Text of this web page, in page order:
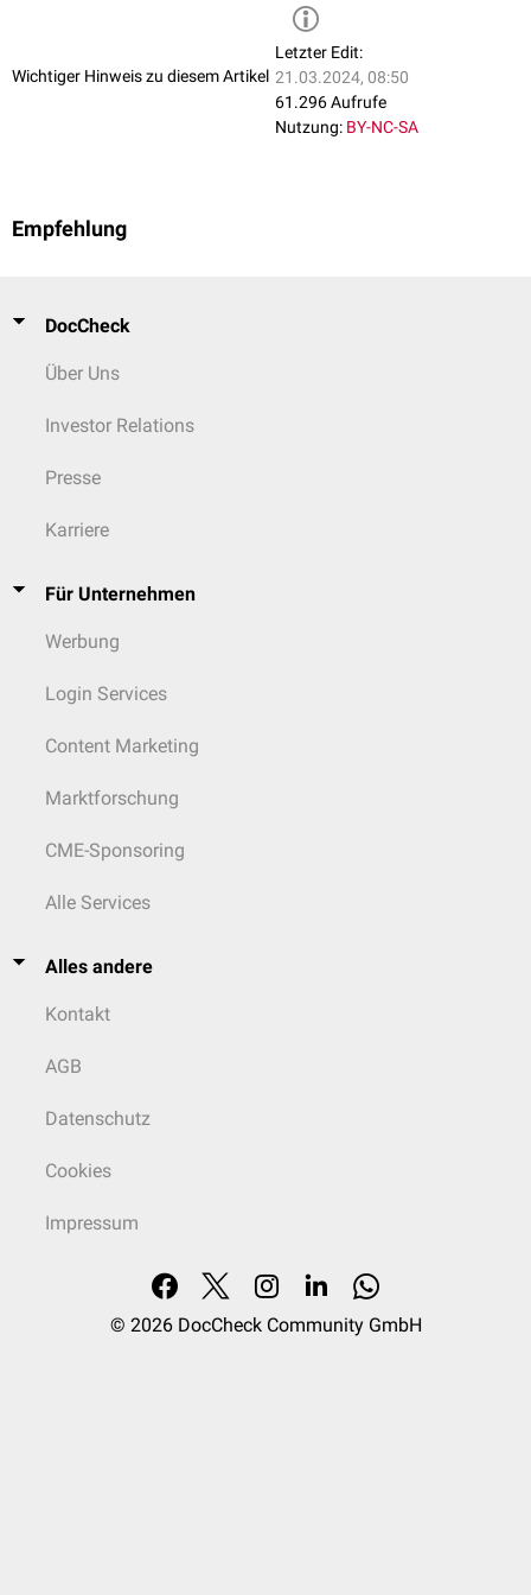
Wichtiger Hinweis zu diesem Artikel
Letzter Edit:
21.03.2024, 08:50
61.296 Aufrufe
Nutzung: BY-NC-SA
Empfehlung
DocCheck
Über Uns
Investor Relations
Presse
Karriere
Für Unternehmen
Werbung
Login Services
Content Marketing
Marktforschung
CME-Sponsoring
Alle Services
Alles andere
Kontakt
AGB
Datenschutz
Cookies
Impressum
© 2026 DocCheck Community GmbH